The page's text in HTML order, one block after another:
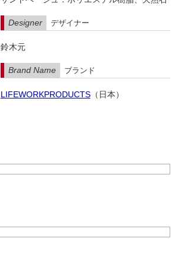
Designer デザイナー
鈴木元
Brand Name ブランド
LIFEWORKPRODUCTS（日本）